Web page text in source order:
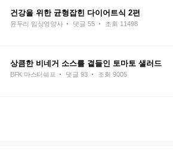
건강을 위한 균형잡힌 다이어트식 2편
· 댓글 55 · 조회 11498
윤두리 임상영양사
상큼한 비네거 소스를 곁들인 토마토 샐러드
· 댓글 93 · 조회 9005
BFK 마스터쉐프